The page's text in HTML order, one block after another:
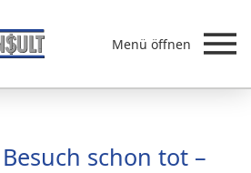
Menü öffnen
schon tot –